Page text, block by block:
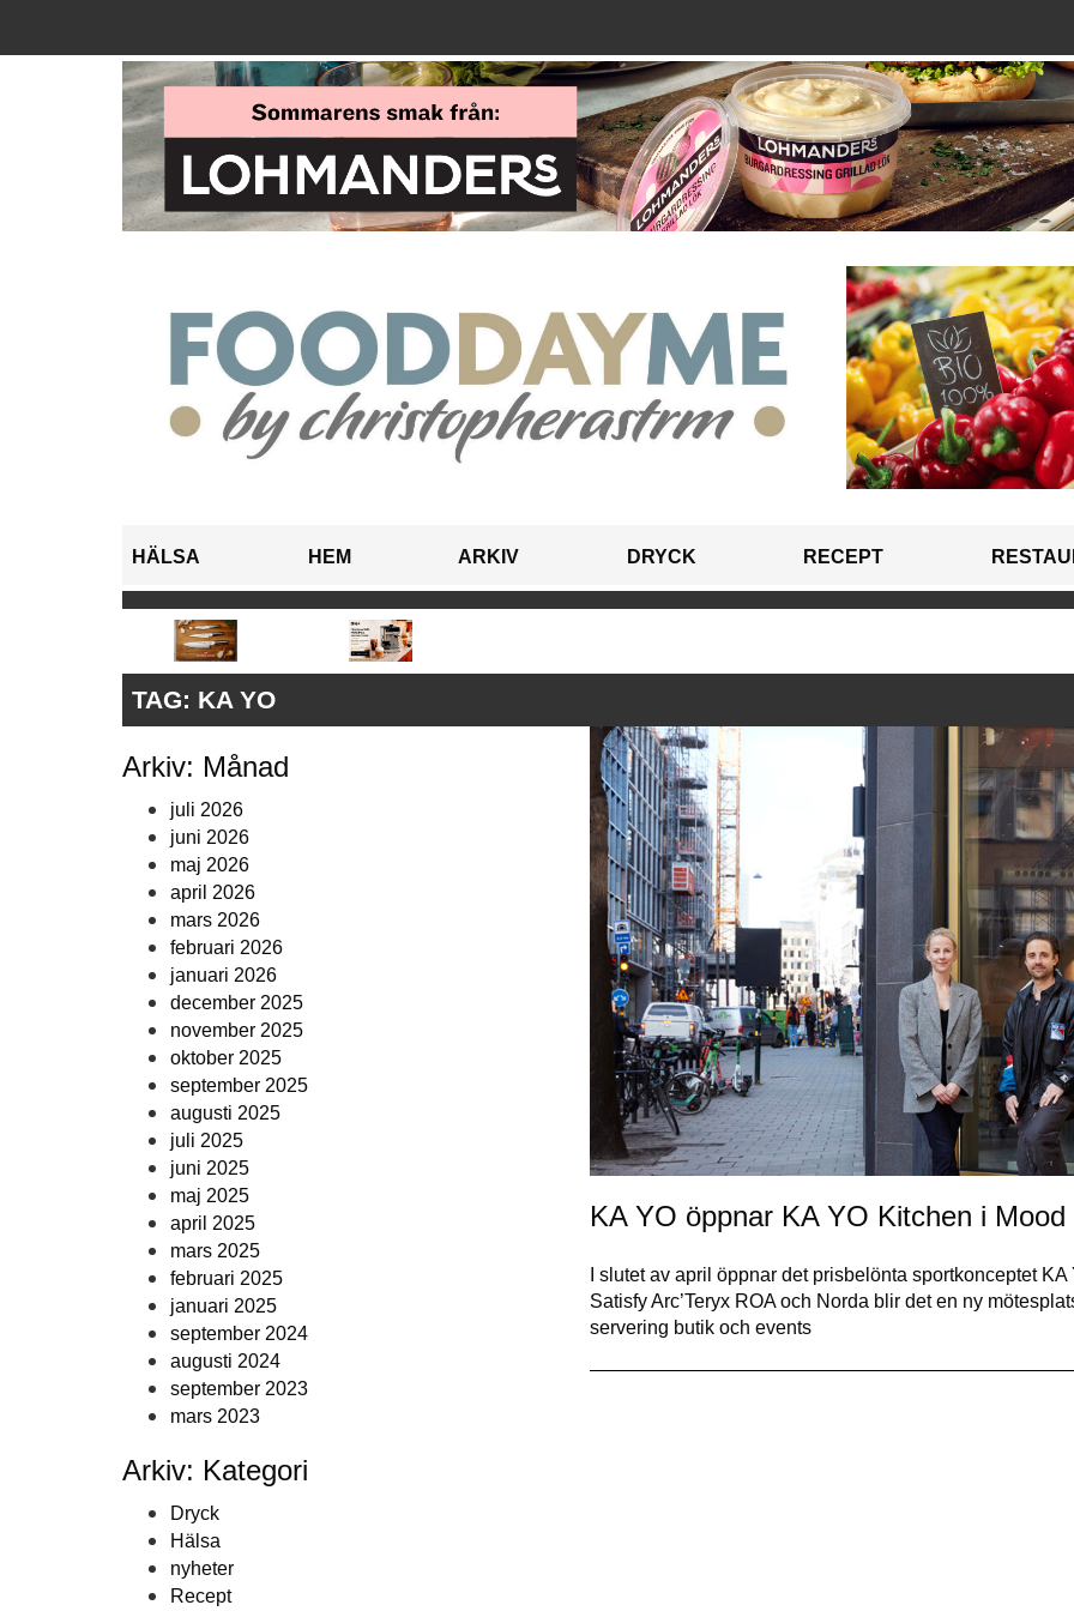
HÄLSA HEM ARKIV DRYCK RECEPT
TAG: KA YO
Arkiv: Månad
juli 2026
juni 2026
maj 2026
april 2026
mars 2026
februari 2026
januari 2026
december 2025
november 2025
oktober 2025
september 2025
augusti 2025
juli 2025
juni 2025
maj 2025
april 2025
mars 2025
februari 2025
januari 2025
september 2024
augusti 2024
september 2023
mars 2023
Arkiv: Kategori
Dryck
Hälsa
nyheter
Recept
KA YO öppnar KA YO Kitchen i Mood
I slutet av april öppnar det prisbelönta sportkonceptet
Satisfy Arc’Teryx ROA och Norda blir det en ny
servering butik och events